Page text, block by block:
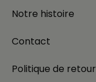
Notre histoire
Contact
Politique de retour